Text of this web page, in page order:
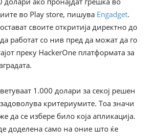
во Play store, пишува Engadget.
своите откритија директно до
работат со нив пред да можат да го
преку HackerOne платформата за
1.000 долари за секој решен
критериумите. Тоа значи
да се избере било која апликација.
доделена само на оние што ќе